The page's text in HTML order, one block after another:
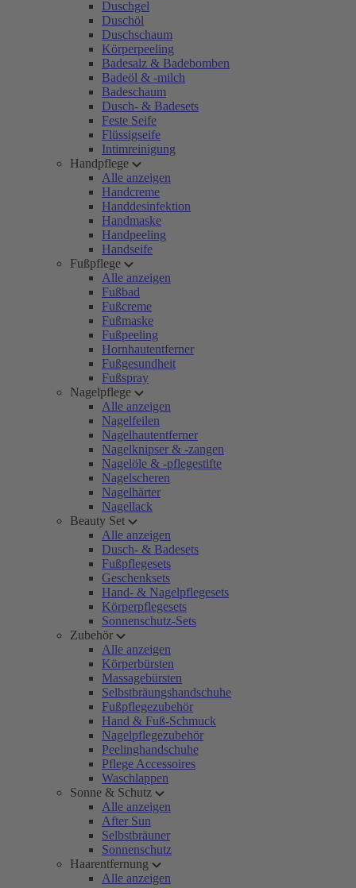
Duschgel
Duschöl
Duschschaum
Körperpeeling
Badesalz & Badebomben
Badeöl & -milch
Badeschaum
Dusch- & Badesets
Feste Seife
Flüssigseife
Intimreinigung
Handpflege
Alle anzeigen
Handcreme
Handdesinfektion
Handmaske
Handpeeling
Handseife
Fußpflege
Alle anzeigen
Fußbad
Fußcreme
Fußmaske
Fußpeeling
Hornhautentferner
Fußgesundheit
Fußspray
Nagelpflege
Alle anzeigen
Nagelfeilen
Nagelhautentferner
Nagelknipser & -zangen
Nagelöle & -pflegestifte
Nagelscheren
Nagelhärter
Nagellack
Beauty Set
Alle anzeigen
Dusch- & Badesets
Fußpflegesets
Geschenksets
Hand- & Nagelpflegesets
Körperpflegesets
Sonnenschutz-Sets
Zubehör
Alle anzeigen
Körperbürsten
Massagebürsten
Selbstbräungshandschuhe
Fußpflegezubehör
Hand & Fuß-Schmuck
Nagelpflegezubehör
Peelinghandschuhe
Pflege Accessoires
Waschlappen
Sonne & Schutz
Alle anzeigen
After Sun
Selbstbräuner
Sonnenschutz
Haarentfernung
Alle anzeigen